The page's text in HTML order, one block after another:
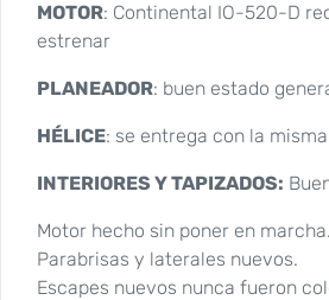
MOTOR: Continental IO-520-D
estrenar
PLANEADOR: buen estado
HÉLICE: se entrega con la
INTERIORES Y TAPIZADOS:
Motor hecho sin poner en marcha.
Parabrisas y laterales nuevos.
Escapes nuevos nunca fueron